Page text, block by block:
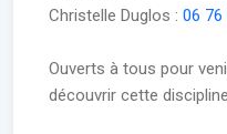
Christelle Duglos : 06 76
Ouverts à tous pour
découvrir cette